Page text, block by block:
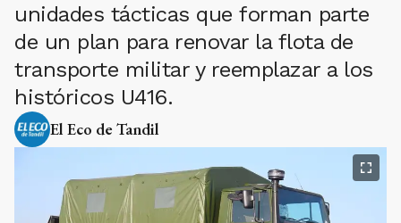
unidades tácticas que forman parte
de un plan para renovar la flota de
transporte militar y reemplazar a los
históricos U416.
El Eco de Tandil